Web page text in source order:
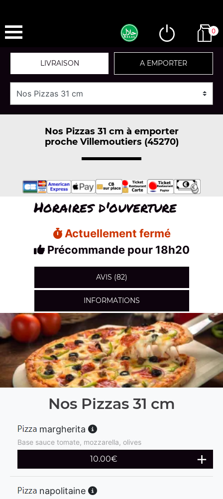
0
LIVRAISON A EMPORTER
Nos Pizzas 31 cm à emporter
proche Villemoutiers (45270)
Horaires d'ouverture
Actuellement fermé
Précommande pour 18h20
AVIS (82)
INFORMATIONS
Nos Pizzas 31 cm
margherita
Base sauce tomate, mozzarella, olives
10.00€
napolitaine